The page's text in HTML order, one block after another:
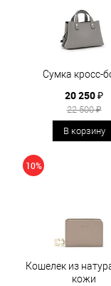
Сумка кросс-
20 250 ₽
22 500 ₽
В корзину
10%
Кошелек из
кожи